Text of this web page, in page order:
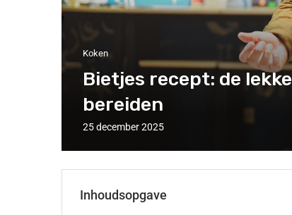
Koken
Bietjes recept: de
bereiden
25 december 2025
Inhoudsopgave